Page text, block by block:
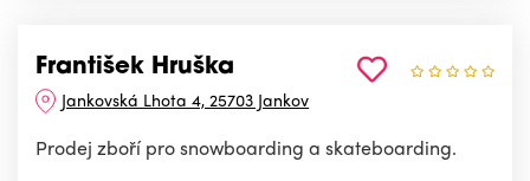
František Hruška
Jankovská Lhota 4, 25703 Jankov
Prodej zboří pro snowboarding a skateboarding.